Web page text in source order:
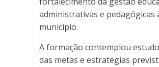
Online
-
administrativas e pedagógicas
município.
A formação contemplou
das metas e estratégias